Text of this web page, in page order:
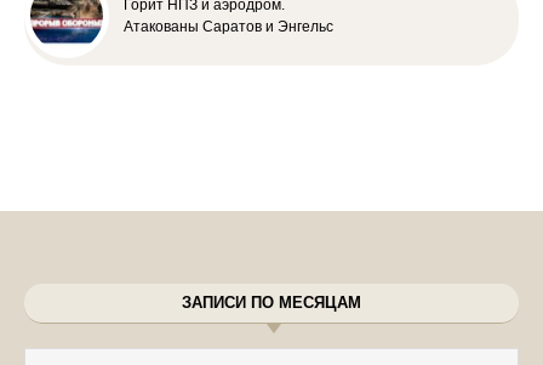
Горит НПЗ и аэродром.
Атакованы Саратов и Энгельс
ЗАПИСИ ПО МЕСЯЦАМ